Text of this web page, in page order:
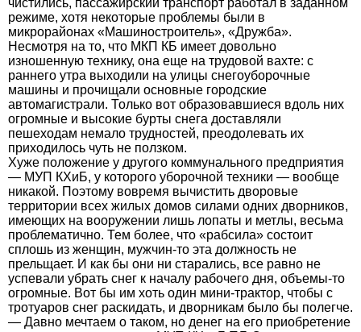
режиме, хотя некоторые проблемы были в
микрорайонах «Машиностроитель», «Дружба».
Несмотря на то, что МКП КБ имеет довольно
изношенную технику, она еще на трудовой вахте: с
раннего утра выходили на улицы снегоуборочные
машины и прочищали основные городские
автомагистрали. Только вот образовавшиеся вдоль них
огромные и высокие бурты снега доставляли
пешеходам немало трудностей, преодолевать их
приходилось чуть не ползком.
Хуже положение у другого коммунального предприятия
— МУП КХиБ, у которого уборочной техники — вообще
никакой. Поэтому вовремя вычистить дворовые
территории всех жилых домов силами одних дворников,
имеющих на вооружении лишь лопаты и метлы, весьма
проблематично. Тем более, что «рабсила» состоит
сплошь из женщин, мужчин-то эта должность не
прельщает. И как бы они ни старались, все равно не
успевали убрать снег к началу рабочего дня, объемы-то
огромные. Вот бы им хоть один мини-трактор, чтобы с
тротуаров снег раскидать, и дворникам было бы полегче.
— Давно мечтаем о таком, но денег на его приобретение